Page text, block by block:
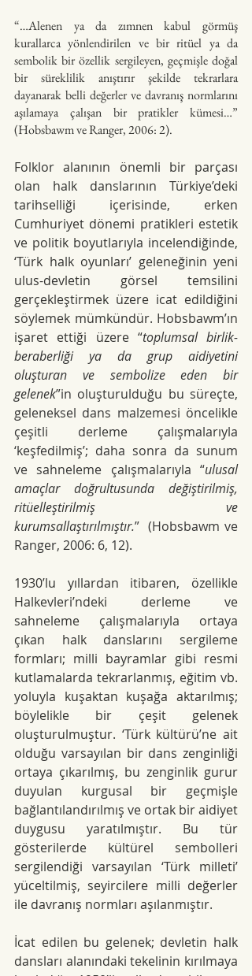
“…Alenen ya da zımnen kabul görmüş
kurallarca yönlendirilen ve bir ritüel ya da
sembolik bir özellik sergileyen, geçmişle doğal
bir süreklilik anıştırır şekilde tekrarlara
dayanarak belli değerler ve davranış normlarını
aşılamaya çalışan bir pratikler kümesi…”
(Hobsbawm ve Ranger, 2006: 2).
Folklor alanının önemli bir parçası
olan halk danslarının Türkiye’deki
tarihselliği içerisinde, erken
Cumhuriyet dönemi pratikleri estetik
ve politik boyutlarıyla incelendiğinde,
‘Türk halk oyunları’ geleneğinin yeni
ulus-devletin görsel temsilini
gerçekleştirmek üzere icat edildiğini
söylemek mümkündür. Hobsbawm’ın
işaret ettiği üzere “toplumsal birlik-
beraberliği ya da grup aidiyetini
oluşturan ve sembolize eden bir
gelenek”in oluşturulduğu bu süreçte,
geleneksel dans malzemesi öncelikle
çeşitli derleme çalışmalarıyla
‘keşfedilmiş’; daha sonra da sunum
ve sahneleme çalışmalarıyla “ulusal
amaçlar doğrultusunda değiştirilmiş,
ritüelleştirilmiş ve
kurumsallaştırılmıştır.”  (Hobsbawm ve
Ranger, 2006: 6, 12).
1930’lu yıllardan itibaren, özellikle
Halkevleri’ndeki derleme ve
sahneleme çalışmalarıyla ortaya
çıkan halk danslarını sergileme
formları; milli bayramlar gibi resmi
kutlamalarda tekrarlanmış, eğitim vb.
yoluyla kuşaktan kuşağa aktarılmış;
böylelikle bir çeşit gelenek
oluşturulmuştur. ‘Türk kültürü’ne ait
olduğu varsayılan bir dans zenginliği
ortaya çıkarılmış, bu zenginlik gurur
duyulan kurgusal bir geçmişle
bağlantılandırılmış ve ortak bir aidiyet
duygusu yaratılmıştır. Bu tür
gösterilerde kültürel sembolleri
sergilendiği varsayılan ‘Türk milleti’
yüceltilmiş, seyircilere milli değerler
ile davranış normları aşılanmıştır.
İcat edilen bu gelenek; devletin halk
dansları alanındaki tekelinin kırılmaya